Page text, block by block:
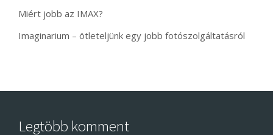
Miért jobb az IMAX?
Imaginarium – ötleteljünk egy jobb fotószolgáltatásról
Legtöbb komment